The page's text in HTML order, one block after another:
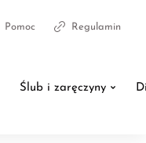
Pomoc Regulamin
Ślub i zaręczyny